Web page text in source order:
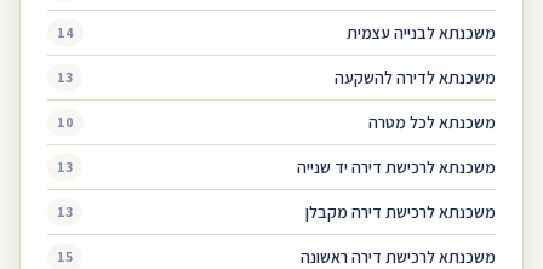
משכנתא לבנייה עצמית 14
משכנתא לדירה להשקעה 13
משכנתא לכל מטרה 10
משכנתא לרכישת דירה יד שנייה 13
משכנתא לרכישת דירה מקבלן 13
משכנתא לרכישת דירה ראשונה 15